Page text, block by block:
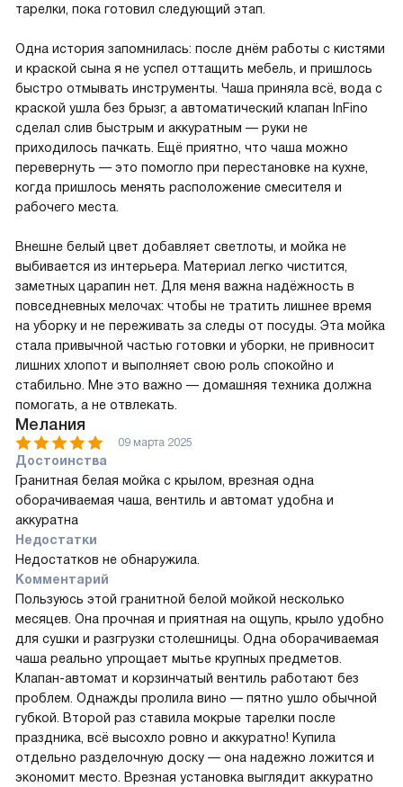
тарелки, пока готовил следующий этап.
Одна история запомнилась: после днём работы с кистями
и краской сына я не успел оттащить мебель, и пришлось
быстро отмывать инструменты. Чаша приняла всё, вода с
краской ушла без брызг, а автоматический клапан InFino
сделал слив быстрым и аккуратным — руки не
приходилось пачкать. Ещё приятно, что чаша можно
перевернуть — это помогло при перестановке на кухне,
когда пришлось менять расположение смесителя и
рабочего места.
Внешне белый цвет добавляет светлоты, и мойка не
выбивается из интерьера. Материал легко чистится,
заметных царапин нет. Для меня важна надёжность в
повседневных мелочах: чтобы не тратить лишнее время
на уборку и не переживать за следы от посуды. Эта мойка
стала привычной частью готовки и уборки, не привносит
лишних хлопот и выполняет свою роль спокойно и
стабильно. Мне это важно — домашняя техника должна
помогать, а не отвлекать.
Мелания
09 марта 2025
Достоинства
Гранитная белая мойка с крылом, врезная одна
оборачиваемая чаша, вентиль и автомат удобна и
аккуратна
Недостатки
Недостатков не обнаружила.
Комментарий
Пользуюсь этой гранитной белой мойкой несколько
месяцев. Она прочная и приятная на ощупь, крыло удобно
для сушки и разгрузки столешницы. Одна оборачиваемая
чаша реально упрощает мытье крупных предметов.
Клапан-автомат и корзинчатый вентиль работают без
проблем. Однажды пролила вино — пятно ушло обычной
губкой. Второй раз ставила мокрые тарелки после
праздника, всё высохло ровно и аккуратно! Купила
отдельно разделочную доску — она надежно ложится и
экономит место. Врезная установка выглядит аккуратно